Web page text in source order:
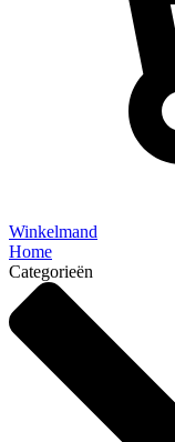
Winkelmand
Home
Categorieën